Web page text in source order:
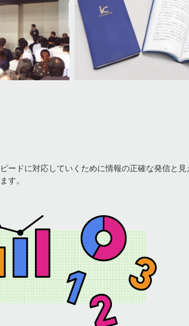
ードに対応していくために情報の正確な発信と見
す。